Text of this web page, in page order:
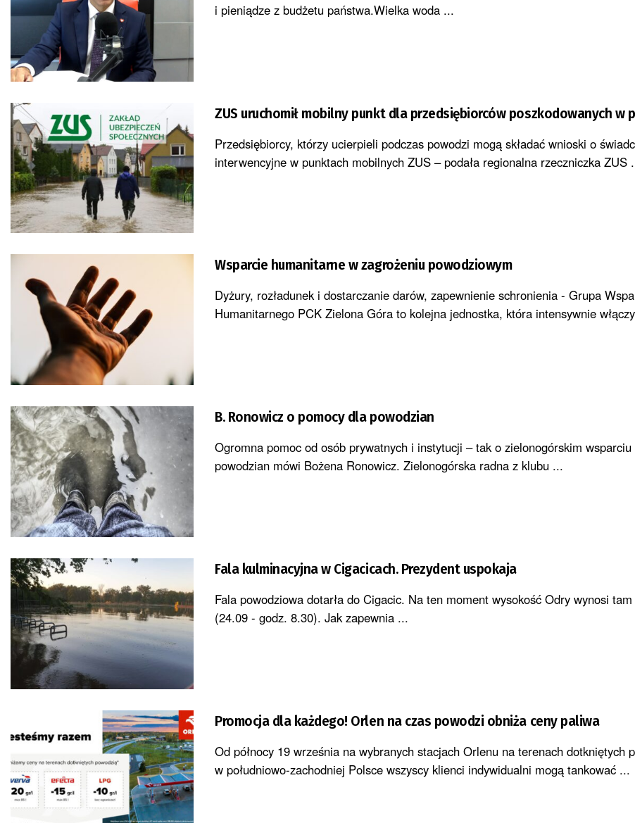
i pieniądze z budżetu państwa.Wielka woda ...
ZUS uruchomił mobilny punkt dla przedsiębiorców poszkodowanych w
Przedsiębiorcy, którzy ucierpieli podczas powodzi mogą składać wnioski o
interwencyjne w punktach mobilnych ZUS – podała regionalna rzeczniczka ZUS
Wsparcie humanitarne w zagrożeniu powodziowym
Dyżury, rozładunek i dostarczanie darów, zapewnienie schronienia - Grupa
Humanitarnego PCK Zielona Góra to kolejna jednostka, która intensywnie
B. Ronowicz o pomocy dla powodzian
Ogromna pomoc od osób prywatnych i instytucji – tak o zielonogórskim wsparciu
powodzian mówi Bożena Ronowicz. Zielonogórska radna z klubu ...
Fala kulminacyjna w Cigacicach. Prezydent uspokaja
Fala powodziowa dotarła do Cigacic. Na ten moment wysokość Odry wynosi
(24.09 - godz. 8.30). Jak zapewnia ...
Promocja dla każdego! Orlen na czas powodzi obniża ceny paliwa
Od północy 19 września na wybranych stacjach Orlenu na terenach dotkniętych
w południowo-zachodniej Polsce wszyscy klienci indywidualni mogą tankować ...